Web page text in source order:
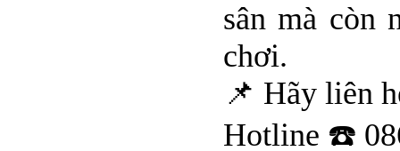
sân mà còn
chơi.
📌 Hãy liên
Hotline ☎️